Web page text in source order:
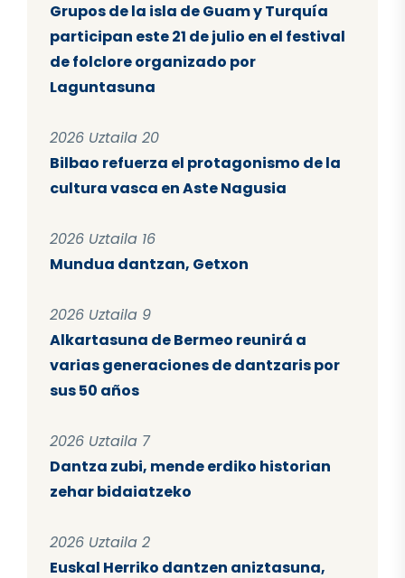
Grupos de la isla de Guam y Turquía
participan este 21 de julio en el festival
de folclore organizado por
Laguntasuna
2026 Uztaila 20
Bilbao refuerza el protagonismo de la
cultura vasca en Aste Nagusia
2026 Uztaila 16
Mundua dantzan, Getxon
2026 Uztaila 9
Alkartasuna de Bermeo reunirá a
varias generaciones de dantzaris por
sus 50 años
2026 Uztaila 7
Dantza zubi, mende erdiko historian
zehar bidaiatzeko
2026 Uztaila 2
Euskal Herriko dantzen aniztasuna,